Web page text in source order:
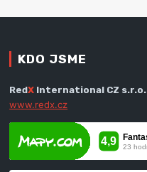
KDO JSME
RedX International CZ s.r.o.
www.redx.cz